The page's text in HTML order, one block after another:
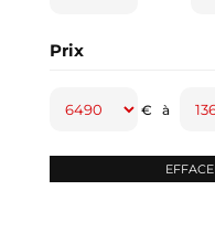
CLASSE A (1)
CLIO IV (1)
Prix
€ à